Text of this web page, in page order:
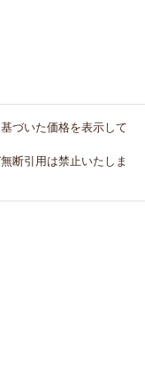
づいた価格を表示して
断引用は禁止いたしま